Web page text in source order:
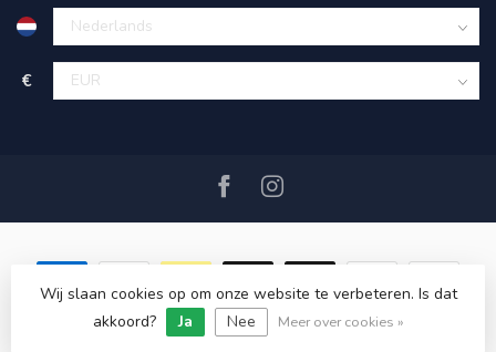
€
© Copyright 2026 SAIL360 watersport and boat equipment
Wij slaan cookies op om onze website te verbeteren. Is dat
akkoord?
Ja Nee Meer over cookies »